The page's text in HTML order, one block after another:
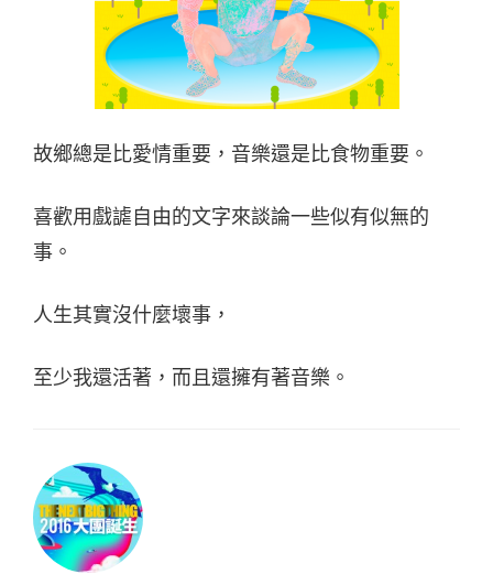
故鄉總是比愛情重要，音樂還是比食物重要。
喜歡用戲謔自由的文字來談論一些似有似無的
事。
人生其實沒什麼壞事，
至少我還活著，而且還擁有著音樂。